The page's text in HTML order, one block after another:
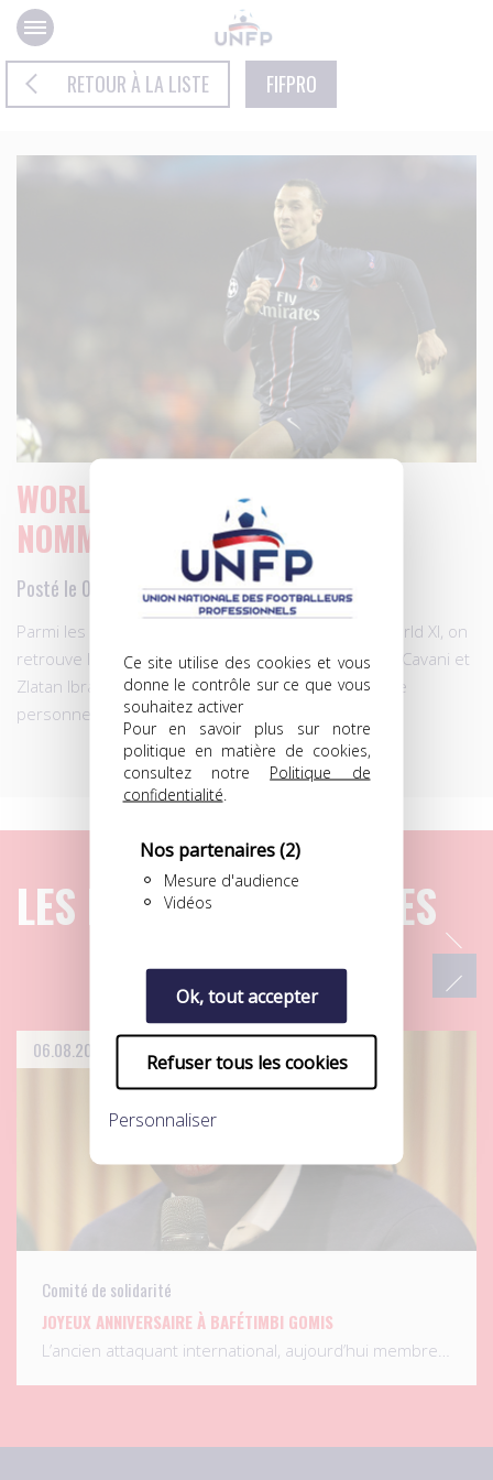
Panneau de gestion des cookies
Ce site utilise des cookies et vous
donne le contrôle sur ce que vous
souhaitez activer
Pour en savoir plus sur notre
politique en matière de cookies,
consultez notre Politique de
confidentialité
Nos partenaires(2)
Mesure d'audience
Vidéos
Ok, tout accepter
Refuser tous les cookies
Personnaliser
RETOUR À LA LISTE FIFPRO
WORLD XI : CAVANI ET IBRA
NOMMÉS!
Posté le 09.12.2013 à 13h06
Parmi les 15 attaquants nommés pour le FIFPro World XI, on
retrouve les deux attaquants du Paris SG, Edinson Cavani et
Zlatan Ibrahimovic… Et un certain Didier Drogba, que
personne en France n’a oublié !
LES DERNIERS ARTICLES
06.08.2026
Comité de solidarité
JOYEUX ANNIVERSAIRE À BAFÉTIMBI GOMIS
L’ancien attaquant international, aujourd’hui membre…